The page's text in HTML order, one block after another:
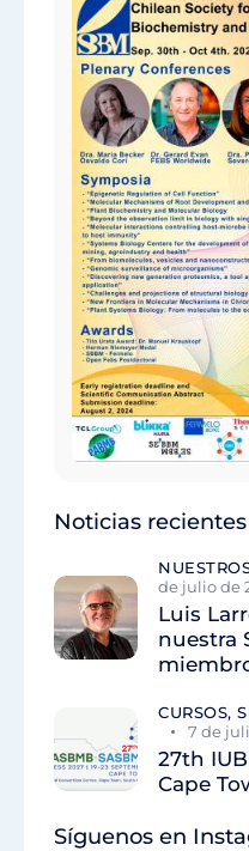
Noticias recientes
de julio de
Luis
nuestra
CURSOS,
7 de
27th
Cape
Síguenos en